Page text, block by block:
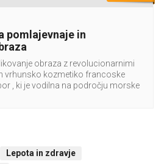
pomlajevnaje in
obraza z revolucionarnimi
vrhunsko kozmetiko francoske
, ki je vodilna na področju morske
Lepota in zdravje